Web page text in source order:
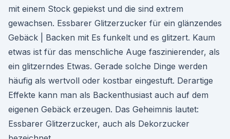
mit einem Stock gepiekst und die sind extrem
gewachsen. Essbarer Glitzerzucker für ein glänzendes
Gebäck | Backen mit Es funkelt und es glitzert. Kaum
etwas ist für das menschliche Auge faszinierender, als
ein glitzerndes Etwas. Gerade solche Dinge werden
häufig als wertvoll oder kostbar eingestuft. Derartige
Effekte kann man als Backenthusiast auch auf dem
eigenen Gebäck erzeugen. Das Geheimnis lautet:
Essbarer Glitzerzucker, auch als Dekorzucker